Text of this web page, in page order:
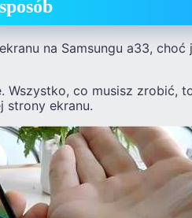
na Samsungu a33, choć
Wszystko, co musisz zrobić,
strony ekranu.